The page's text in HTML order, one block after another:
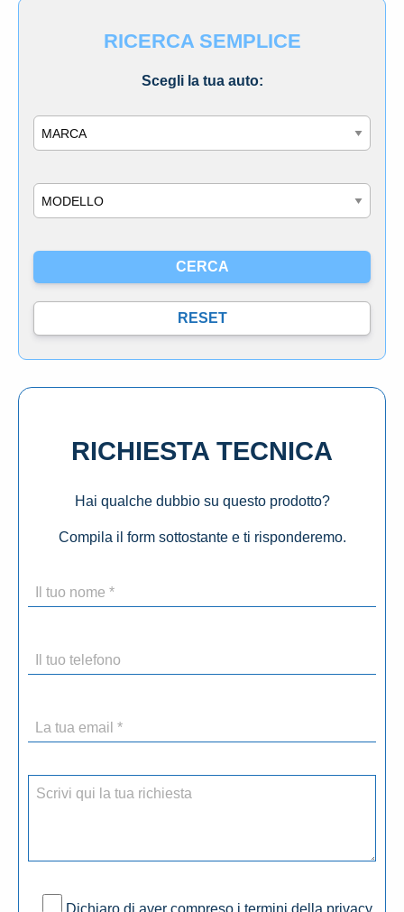
RICERCA SEMPLICE
Scegli la tua auto:
RICHIESTA TECNICA
Hai qualche dubbio su questo prodotto?
Compila il form sottostante e ti risponderemo.